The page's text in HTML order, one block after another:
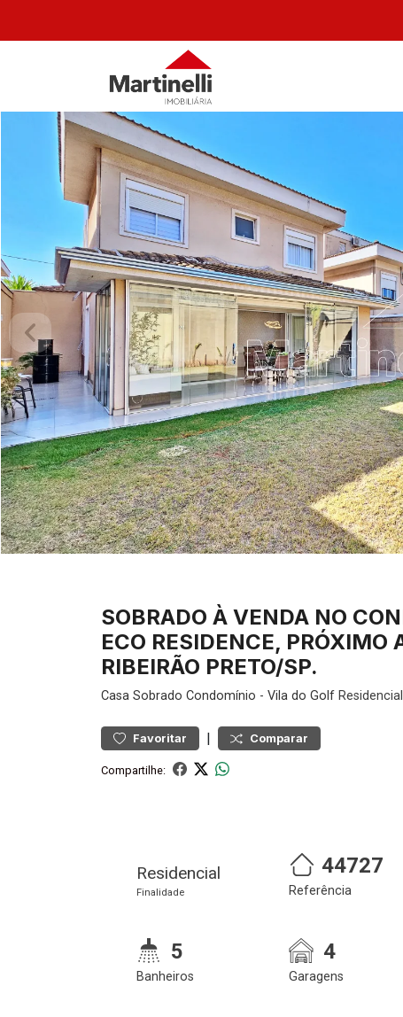
SOBRADO À VENDA NO
ECO RESIDENCE, PRÓXIMO
RIBEIRÃO PRETO/SP.
Casa Sobrado Condomínio - Vila do Golf
Favoritar | Comparar
Compartilhe:
Residencial
Finalidade
44727
Referência
5
Banheiros
4
Garagens